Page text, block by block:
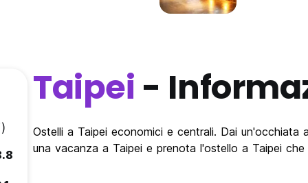
Taipei -
Ostelli a Taipei economici e centrali. Dai
una vacanza a Taipei e prenota l'ostello a Taipei